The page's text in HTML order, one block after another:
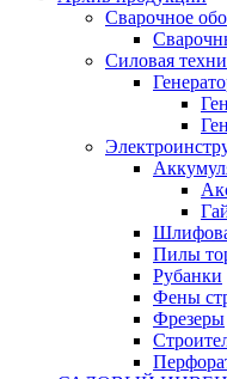
Сварочное
Силовая
Пилы
Рубанки
Фены
Фрезеры